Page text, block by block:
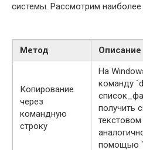
системы. Рассмотрим
Метод Описание
Копирование
через
командную
строку
На
команду
получить
помощью